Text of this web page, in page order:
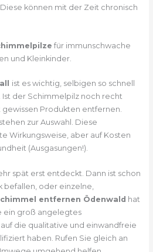
können mit der Zeit chronisch
für immunschwache
und Kleinkinder.
ist es wichtig, selbigen so schnell
der Schimmelpilz noch recht
gewissen Produkten entfernen.
zur Auswahl. Diese
Wirkungsweise, aber auf Kosten
(Ausgasungen!).
spät erst entdeckt. Dann ist schon
oder einzelne,
entfernen Ödenwald hat
ein groß angelegtes
die qualitative und einwandfreie
haben. Rufen Sie gleich an